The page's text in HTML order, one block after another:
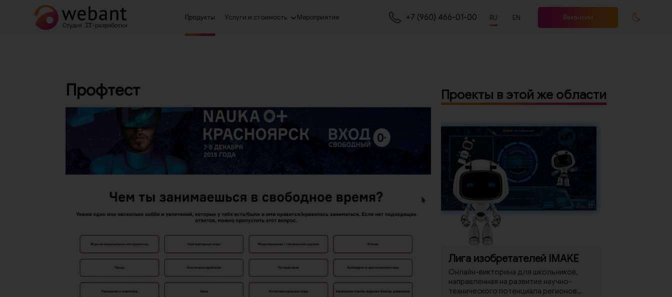
Продукты Услуги и стоимость Мероприятия +7 (960) 466-01-00 RU EN Вакансии
Профтест Проекты в этой же области
Лига изобретателей IMAKE
Онлайн-викторина для школьников,
направленная на развитие научно-
технического потенциала регионов